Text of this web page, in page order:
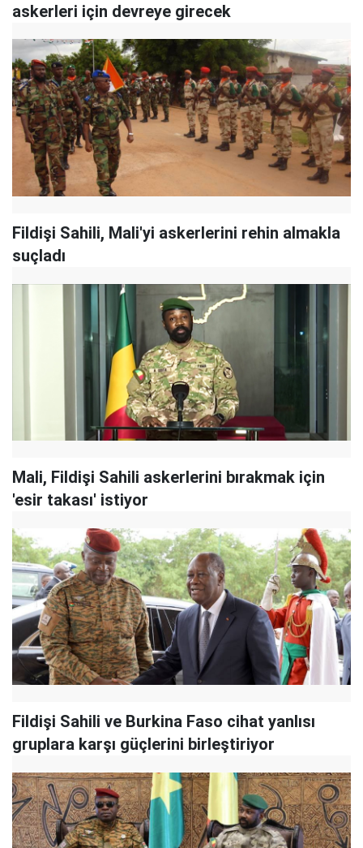
askerleri için devreye girecek
Fildişi Sahili, Mali'yi askerlerini rehin almakla
suçladı
Mali, Fildişi Sahili askerlerini bırakmak için
'esir takası' istiyor
Fildişi Sahili ve Burkina Faso cihat yanlısı
gruplara karşı güçlerini birleştiriyor